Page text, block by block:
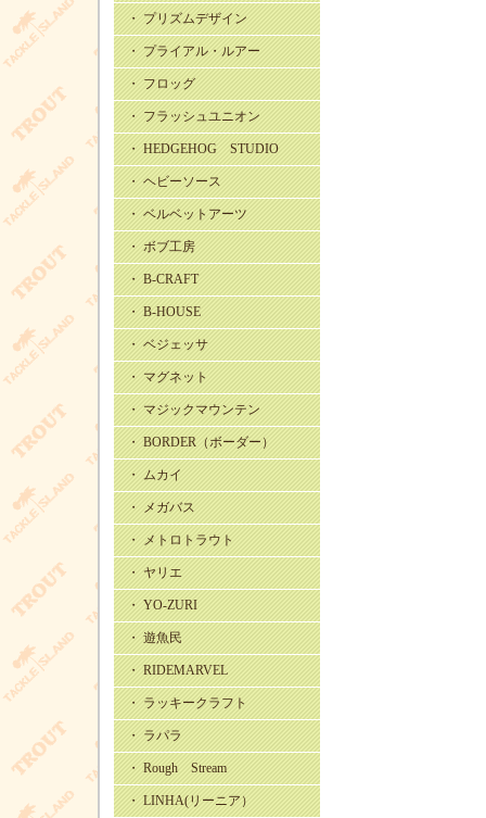
・ プリズムデザイン
・ プライアル・ルアー
・ フロッグ
・ フラッシュユニオン
・ HEDGEHOG STUDIO
・ ヘビーソース
・ ベルベットアーツ
・ ボブ工房
・ B-CRAFT
・ B-HOUSE
・ ベジェッサ
・ マグネット
・ マジックマウンテン
・ BORDER（ボーダー）
・ ムカイ
・ メガバス
・ メトロトラウト
・ ヤリエ
・ YO-ZURI
・ 遊魚民
・ RIDEMARVEL
・ ラッキークラフト
・ ラパラ
・ Rough Stream
・ LINHA(リーニア）